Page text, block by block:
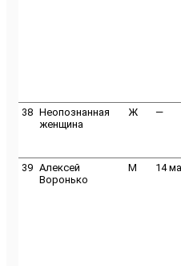
38 Неопознанная
женщина
Ж —
39 Алексей
Воронько
M 14